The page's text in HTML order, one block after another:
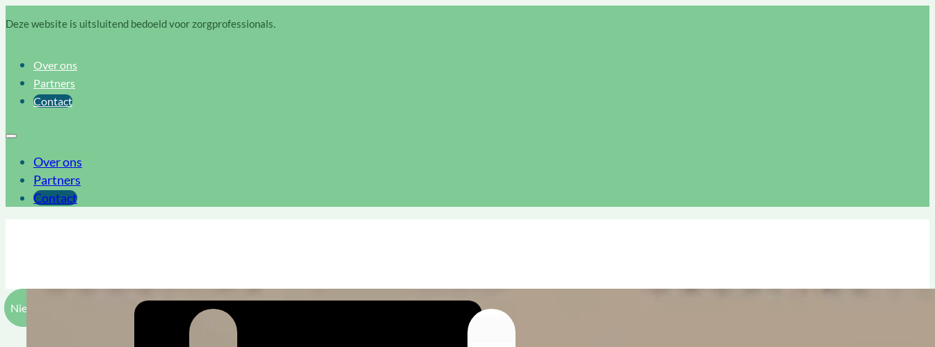
Deze website is uitsluitend bedoeld voor zorgprofessionals.
Over ons
Partners
Contact
Over ons
Partners
Contact
Nieuws